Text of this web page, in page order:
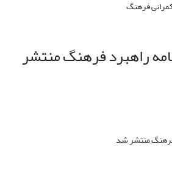
فصلنامه راهبرد فرهنگ منتشر